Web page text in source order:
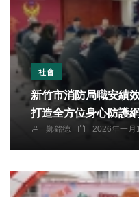
社會
新竹市消防局職安績效管考100
打造全方位身心防護網
鄭銘德 2026年一月